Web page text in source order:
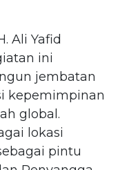
Ali Yafid
ini
jembatan
kepemimpinan
global.
lokasi
pintu